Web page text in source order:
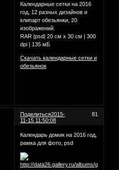
Календарные сетки на 2016
год, 12 разных дизайнов и
клипарт обезьянки, 20
изображений.
RAR |psd| 20 см х 30 см | 300
dpi | 135 мБ
Скачать календарные сетки и
обезьянок
Поделиться 81
2015-
11-15 11:50:08
Календарь домик на 2016 год,
рамка для фото, psd